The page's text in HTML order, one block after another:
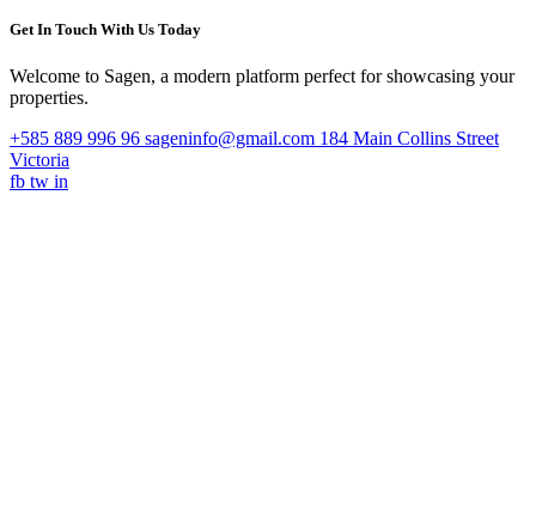
Get In Touch With Us Today
Welcome to Sagen, a modern platform perfect for showcasing your
properties.
+585 889 996 96 sageninfo@gmail.com 184 Main Collins Street
Victoria
fb tw in